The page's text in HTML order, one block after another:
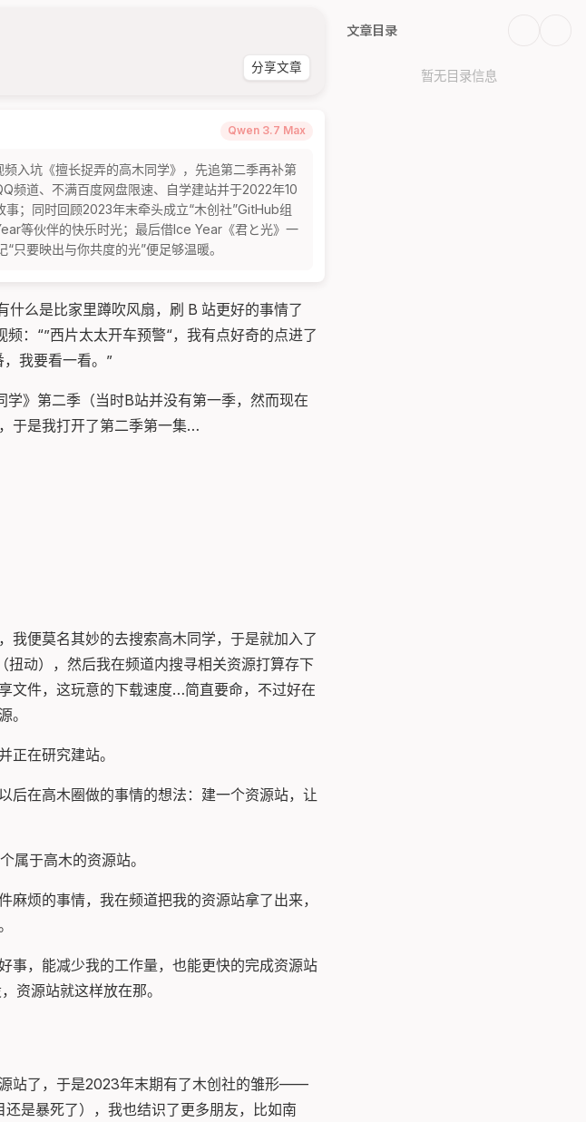
分享文章
Qwen 3.7 Max
入坑《擅长捉弄的高木同学》，先追第二季再补第
频道、不满百度网盘限速、自学建站并于2022年10
；同时回顾2023年末牵头成立“木创社”GitHub组
等伙伴的快乐时光；最后借Ice Year《君と光》一
只要映出与你共度的光”便足够温暖。
么是比家里蹲吹风扇，刷 B 站更好的事情了
：“”西片太太开车预警“，我有点好奇的点进了
我要看一看。”
》第二季（当时B站并没有第一季，然而现在
于是我打开了第二季第一集…
我便莫名其妙的去搜索高木同学，于是就加入了
动），然后我在频道内搜寻相关资源打算存下
文件，这玩意的下载速度…简直要命，不过好在
。
正在研究建站。
后在高木圈做的事情的想法：建一个资源站，让
属于高木的资源站。
烦的事情，我在频道把我的资源站拿了出来，
事，能减少我的工作量，也能更快的完成资源站
资源站就这样放在那。
站了，于是2023年末期有了木创社的雏形——
是暴死了），我也结识了更多朋友，比如南
文章目录
暂无目录信息